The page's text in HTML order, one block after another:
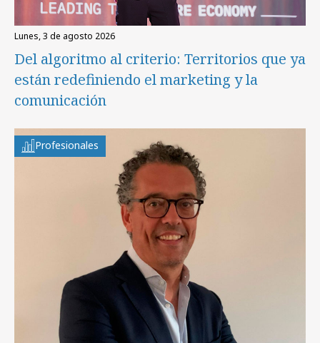
lunes, 3 de agosto 2026
Del algoritmo al criterio: Territorios que ya
están redefiniendo el marketing y la
comunicación
Profesionales